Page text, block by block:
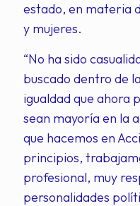
estado, en materia
y mujeres.
“No ha sido
buscado dentro de
igualdad que ahora
sean mayoría en la
que hacemos en
principios,
profesional, muy
personalidades